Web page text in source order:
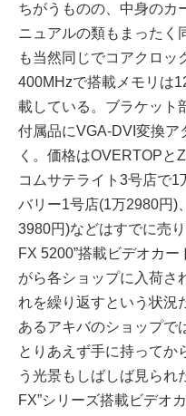
ちがうものの、中身のカ
ニュアルの類もまったく
も当然同じでコアクロッ
400MHzで搭載メモリは
載している。ブラケット
付属品にVGA-DVI変換
く。価格はOVERTOPと
コムサテライト3号店で
バリー1号店(1万2980円)
3980円)などはすでに売
FX 5200”搭載ビデオカ
がら各ショップに入荷さ
れを繰り返すという状況
あるアキバのショップで
とりあえず手に持ってか
う光景もしばしば見られ
FX”シリーズ搭載ビデオ